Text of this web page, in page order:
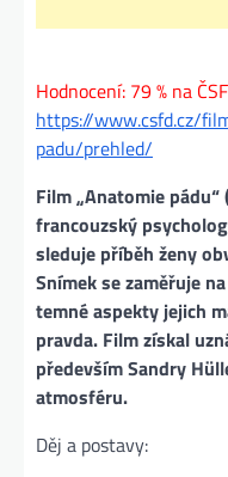
Hodnocení: 79 % na
https://www.csfd.cz/
padu/prehled/
Film „Anatomie
francouzský
sleduje příběh ženy
Snímek se zaměřuje
temné aspekty jejich
pravda. Film získal
především Sandry
atmosféru.
Děj a postavy: